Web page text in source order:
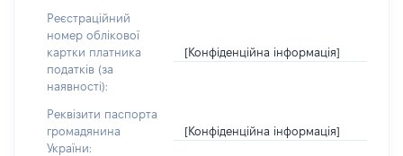
Реєстраційний
номер облікової
картки платника
податків (за
наявності):
[Конфіденційна інформація]
Реквізити паспорта
громадянина
України:
[Конфіденційна інформація]